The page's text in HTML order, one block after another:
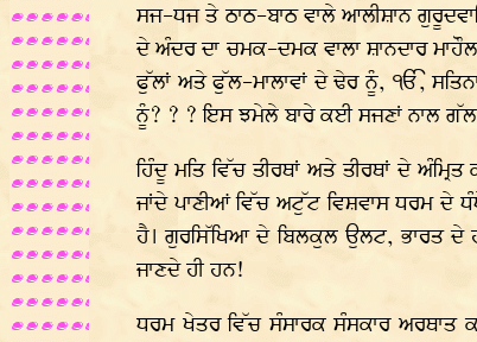
ਸਜ-ਧਜ ਤੇ ਠਾਠ-ਬਾਠ ਵਾਲੇ ਆਲੀਸ਼ਾਨ
ਦੇ ਅੰਦਰ ਦਾ ਚਮਕ-ਦਮਕ ਵਾਲਾ ਸ਼ਾਨਦਾਰ
ਫੁੱਲਾਂ ਅਤੇ ਫੁੱਲ-ਮਾਲਾਵਾਂ ਦੇ ਢੇਰ ਨੂੰ, ੴ,
ਨੂੰ? ? ? ਇਸ ਝਮੇਲੇ ਬਾਰੇ ਕਈ ਸਜਣਾਂ ਨਾਲ
ਹਿੰਦੂ ਮਤਿ ਵਿੱਚ ਤੀਰਥਾਂ ਅਤੇ ਤੀਰਥਾਂ ਦੇ
ਜਾਂਦੇ ਪਾਣੀਆਂ ਵਿੱਚ ਅਟੁੱਟ ਵਿਸ਼ਵਾਸ ਧਰਮ ਦੇ
ਹੈ। ਗੁਰਸਿੱਖਿਆ ਦੇ ਬਿਲਕੁਲ ਉਲਟ, ਭਾਰਤ ਦੇ
ਜਾਣਦੇ ਹੀ ਹਨ!
ਧਰਮ ਖੇਤਰ ਵਿੱਚ ਸੰਸਾਰਕ ਸੰਸਕਾਰ ਅਰਥਾਤ